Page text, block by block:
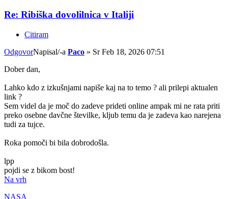
Re: Ribiška dovolilnica v Italiji
Citiram
OdgovorNapisal/-a Paco » Sr Feb 18, 2026 07:51
Dober dan,
Lahko kdo z izkušnjami napiše kaj na to temo ? ali prilepi aktualen
link ?
Sem videl da je moč do zadeve prideti online ampak mi ne rata priti
preko osebne davčne številke, kljub temu da je zadeva kao narejena
tudi za tujce.
Roka pomoči bi bila dobrodošla.
lpp
pojdi se z bikom bost!
Na vrh
NASA